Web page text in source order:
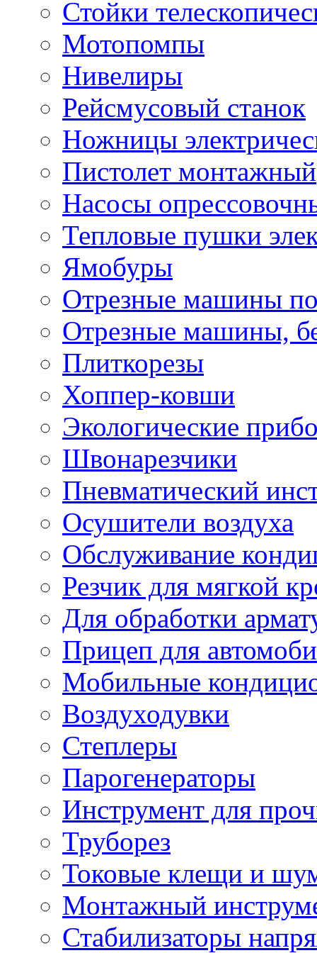
Стойки
Мотопомпы
Нивелиры
Рейсмусовый станок
Ножницы
Пистолет монтажный
Насосы
Тепловые пушки
Ямобуры
Отрезные машины
Отрезные машины,
Плиткорезы
Хоппер-ковши
Экологические
Швонарезчики
Пневматический
Осушители воздуха
Обслуживание
Резчик для мягкой
Для обработки
Прицеп для
Мобильные
Воздуходувки
Степлеры
Парогенераторы
Инструмент для
Труборез
Токовые клещи и
Монтажный
Стабилизаторы